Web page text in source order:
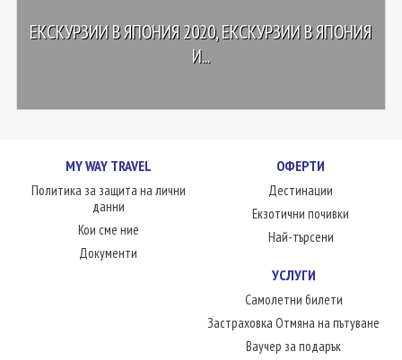
ЕКСКУРЗИИ В ЯПОНИЯ 2020, ЕКСКУРЗИИ В ЯПОНИЯ
И...
MY WAY TRAVEL
Политика за защита на лични
данни
Кои сме ние
Документи
ОФЕРТИ
Дестинации
Екзотични почивки
Най-търсени
УСЛУГИ
Самолетни билети
Застраховка Отмяна на пътуване
Ваучер за подарък